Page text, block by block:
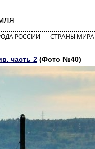
РОССИИ СТРАНЫ МИРА
часть 2 (Фото №40)